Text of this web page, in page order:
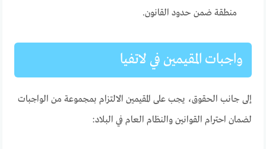
منطقة ضمن حدود القانون.
واجبات المقيمين في لاتفيا
إلى جانب الحقوق، يجب على المقيمين الالتزام بمجموعة من الواجبات
لضمان احترام القوانين والنظام العام في البلاد: